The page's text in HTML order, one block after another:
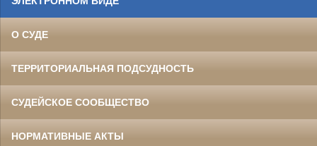
О СУДЕ
ТЕРРИТОРИАЛЬНАЯ ПОДСУДНОСТЬ
СУДЕЙСКОЕ СООБЩЕСТВО
НОРМАТИВНЫЕ АКТЫ